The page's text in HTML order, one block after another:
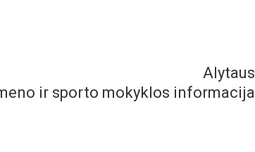
Alytaus
ir sporto mokyklos informacija